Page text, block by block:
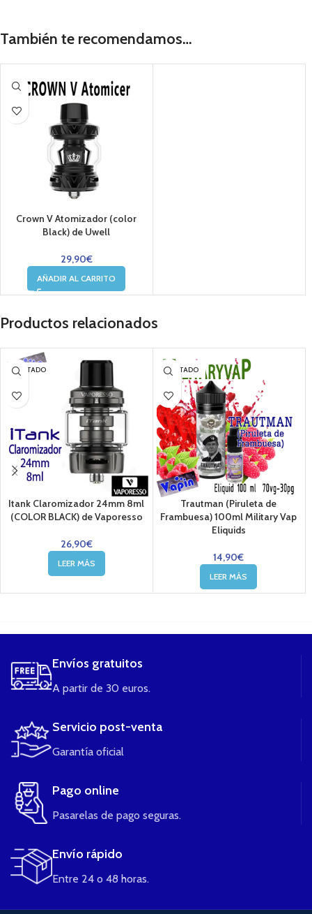
También te recomendamos…
Crown V Atomizador (color
Black) de Uwell
29,90€
AÑADIR AL CARRITO
Productos relacionados
AGOTADO
Itank Claromizador 24mm 8ml
(COLOR BLACK) de Vaporesso
26,90€
LEER MÁS
AGOTADO
Trautman (Piruleta de
Frambuesa) 100ml Military Vap
Eliquids
14,90€
LEER MÁS
Envíos gratuitos
A partir de 30 euros.
Servicio post-venta
Garantía oficial
Pago online
Pasarelas de pago seguras.
Envío rápido
Entre 24 o 48 horas.